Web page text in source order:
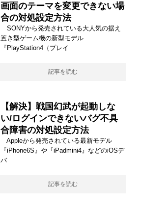
画面のテーマを変更できない場
合の対処設定方法
SONYから発売されている大人気の据え
置き型ゲーム機の新型モデル
『PlayStation4（プレイ
記事を読む
【解決】戦国幻武が起動しな
い/ログインできないバグ不具
合障害の対処設定方法
Appleから発売されている最新モデル
『iPhone6S』や『iPadmini4』などのiOSデ
バ
記事を読む